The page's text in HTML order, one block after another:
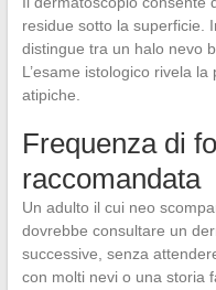
residue sotto la superficie.
distingue tra un halo nevo
L’esame istologico rivela
atipiche.
Frequenza di
raccomandata
Un adulto il cui neo
dovrebbe consultare un
successive, senza
con molti nevi o una storia